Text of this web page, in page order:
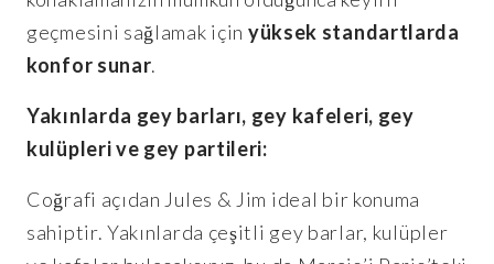
geçmesini sağlamak için yüksek standartlarda
konfor sunar.
Yakınlarda gey barları, gey kafeleri, gey
kulüpleri ve gey partileri:
Coğrafi açıdan Jules & Jim ideal bir konuma
sahiptir. Yakınlarda çeşitli gey barlar, kulüpler